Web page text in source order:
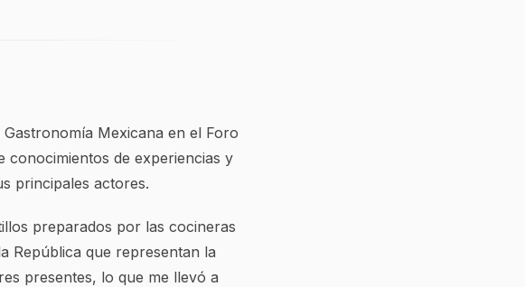
Mexicana en el Foro
conocimientos de experiencias y
principales actores.
preparados por las cocineras
República que representan la
presentes, lo que me llevó a